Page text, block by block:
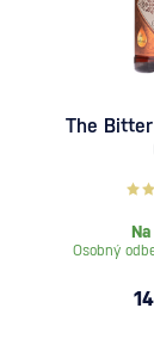
The
Osobný